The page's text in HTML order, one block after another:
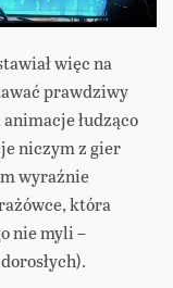
więc na
prawdziwy
łudząco
niczym z gier
wyraźnie
która
nie myli –